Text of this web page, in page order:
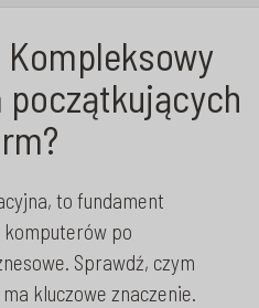
Kompleksowy
początkujących
to fundament
komputerów po
Sprawdź, czym
kluczowe znaczenie.